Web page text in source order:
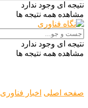
نتیجه ای وجود ندارد
مشاهده همه نتیجه ها
نتیجه ای وجود ندارد
مشاهده همه نتیجه ها
صفحه اصلی اخبار فناوری